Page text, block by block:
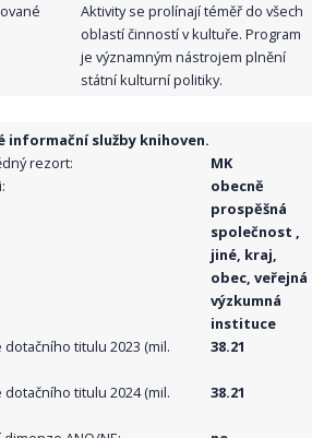
Aktivity se prolínají téměř do všech
oblastí činností v kultuře. Program
je významným nástrojem plnění
státní kulturní politiky.
informační služby knihoven.
rezort:
MK
obecně
prospěšná
společnost ,
jiné, kraj,
obec, veřejná
výzkumná
instituce
dotačního titulu 2023 (mil.
38.21
dotačního titulu 2024 (mil.
38.21